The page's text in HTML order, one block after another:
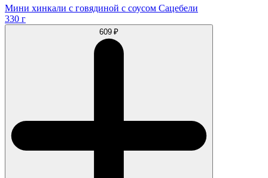
Мини хинкали с говядиной с соусом Сацебели
330 г
609 ₽